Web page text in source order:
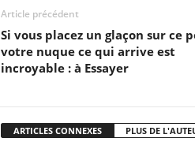
Article précédent
Si vous placez un glaçon sur ce
votre nuque ce qui arrive est
incroyable : à Essayer
ARTICLES CONNEXES PLUS DE